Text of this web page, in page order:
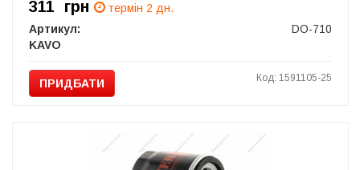
311 грн
термін 2 дн.
Артикул:
DO-710
KAVO
ПРИДБАТИ Код: 1591105-25